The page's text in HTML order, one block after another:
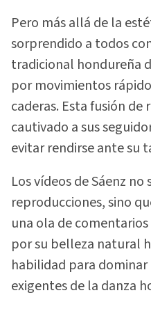
Pero más allá de la
sorprendido a todos
tradicional hondureña
por movimientos
caderas. Esta fusión de
cautivado a sus
evitar rendirse ante su
Los vídeos de Sáenz
reproducciones, sino
una ola de
por su belleza natural
habilidad para
exigentes de la danza